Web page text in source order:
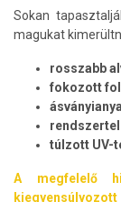
Sokan
magukat
rosszabb
fokozott
túlzott UV-
A megfelelő